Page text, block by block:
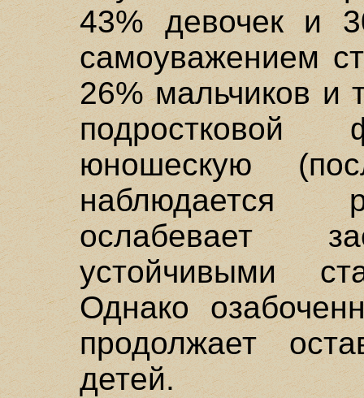
43% девочек и
самоуважением
26% мальчиков и
юношескую
наблюдается
ослабевает
устойчивыми
Однако
продолжает
детей.